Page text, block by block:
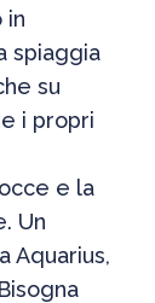
in
spiaggia
su
i propri
e la
Un
Aquarius,